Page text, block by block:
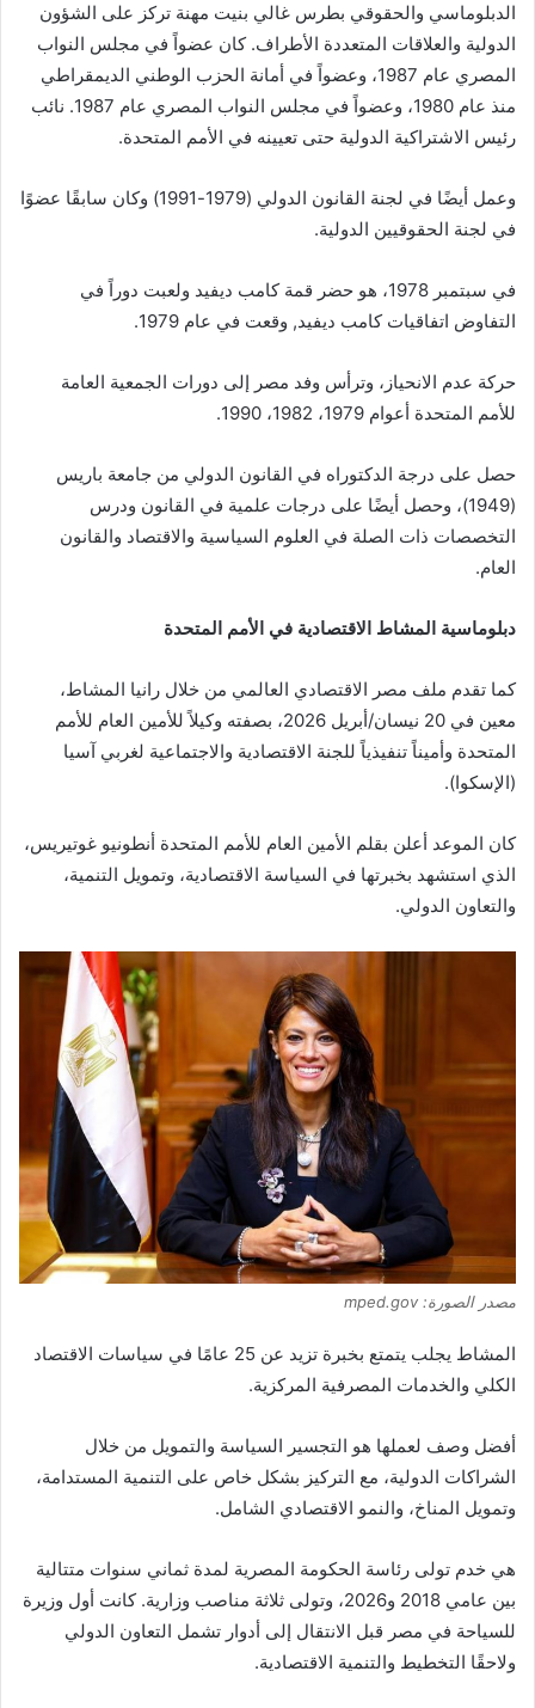
الدبلوماسي والحقوقي بطرس غالي بنيت مهنة تركز على الشؤون
الدولية والعلاقات المتعددة الأطراف. كان عضواً في مجلس النواب
المصري عام 1987، وعضواً في أمانة الحزب الوطني الديمقراطي
منذ عام 1980، وعضواً في مجلس النواب المصري عام 1987.
نائب
رئيس الاشتراكية الدولية حتى تعيينه في الأمم المتحدة.
وعمل أيضًا في لجنة القانون الدولي (1979-1991) وكان سابقًا عضوًا
في لجنة الحقوقيين الدولية.
في سبتمبر 1978، هو حضر قمة كامب ديفيد ولعبت دوراً في
التفاوض اتفاقيات كامب ديفيد, وقعت في عام 1979.
حركة عدم الانحياز، وترأس وفد مصر إلى دورات الجمعية العامة
للأمم المتحدة أعوام 1979، 1982، 1990.
حصل على درجة الدكتوراه في القانون الدولي من جامعة باريس
(1949)، وحصل أيضًا على درجات علمية في القانون ودرس
التخصصات ذات الصلة في العلوم السياسية والاقتصاد والقانون
العام.
دبلوماسية المشاط الاقتصادية في الأمم المتحدة
كما تقدم ملف مصر الاقتصادي العالمي من خلال رانيا المشاط،
معين
في 20 نيسان/أبريل 2026، بصفته وكيلاً للأمين العام للأمم
المتحدة وأميناً تنفيذياً للجنة الاقتصادية والاجتماعية لغربي آسيا
(الإسكوا).
كان الموعد أعلن بقلم الأمين العام للأمم المتحدة أنطونيو غوتيريس،
الذي استشهد بخبرتها في السياسة الاقتصادية، وتمويل التنمية،
والتعاون الدولي.
مصدر الصورة: mped.gov
المشاط يجلب
يتمتع بخبرة تزيد عن 25 عامًا في سياسات الاقتصاد
الكلي والخدمات المصرفية المركزية.
أفضل وصف لعملها هو التجسير السياسة والتمويل من خلال
الشراكات الدولية، مع التركيز بشكل خاص على التنمية المستدامة،
وتمويل المناخ، والنمو الاقتصادي الشامل.
هي خدم تولى رئاسة الحكومة المصرية لمدة ثماني سنوات متتالية
بين عامي 2018 و2026، وتولى ثلاثة مناصب وزارية. كانت
أول وزيرة
للسياحة في مصر قبل الانتقال إلى أدوار تشمل التعاون الدولي
ولاحقًا التخطيط والتنمية الاقتصادية.